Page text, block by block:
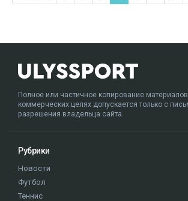
Полное или частичное копирование
коммерческих целях допускается только с
разрешения владельца сайта.
Рубрики
Новости
Футбол
Теннис